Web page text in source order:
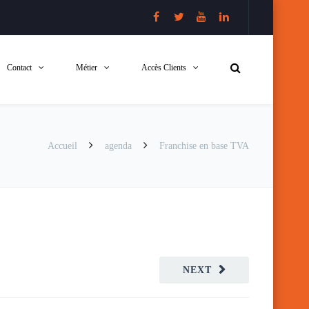
Contact Métier Accès Clients
Accueil agenda Franchise en base TVA
NEXT